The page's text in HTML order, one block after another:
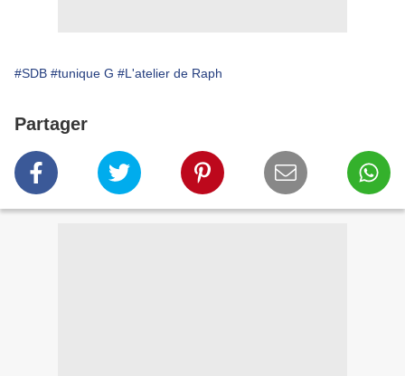
#SDB #tunique G #L'atelier de Raph
Partager